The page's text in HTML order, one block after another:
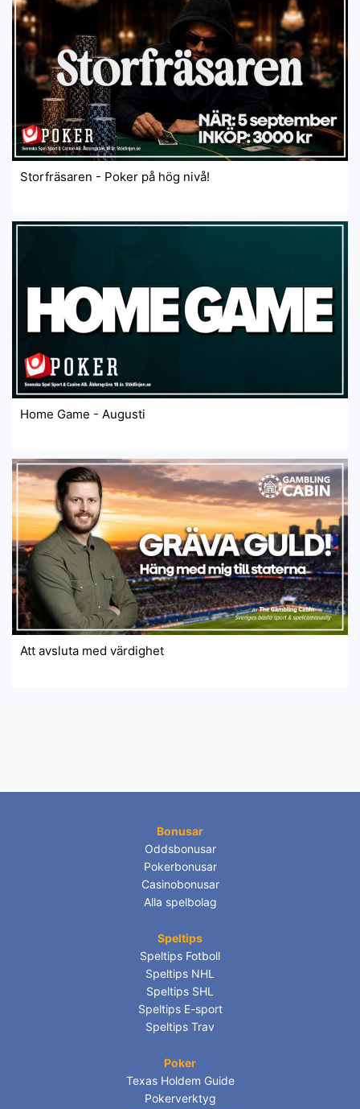
Storfräsaren - Poker på hög nivå!
Home Game - Augusti
Att avsluta med värdighet
Bonusar
Oddsbonusar
Pokerbonusar
Casinobonusar
Alla spelbolag
Speltips
Speltips Fotboll
Speltips NHL
Speltips SHL
Speltips E-sport
Speltips Trav
Poker
Texas Holdem Guide
Pokerverktyg